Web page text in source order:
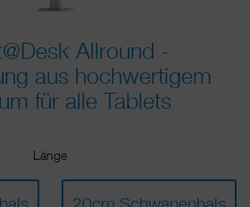
Allround -
aus hochwertigem
für alle Tablets
Länge